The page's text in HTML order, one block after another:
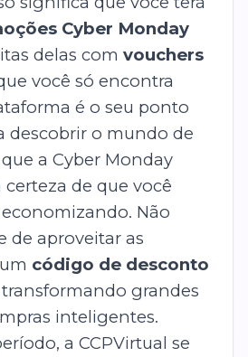
Cyber Monday
delas com vouchers
você só encontra
é o seu ponto
descobrir o mundo de
a Cyber Monday
certeza de que você
Não
de aproveitar as
código de desconto
grandes
inteligentes.
a CCPVirtual se